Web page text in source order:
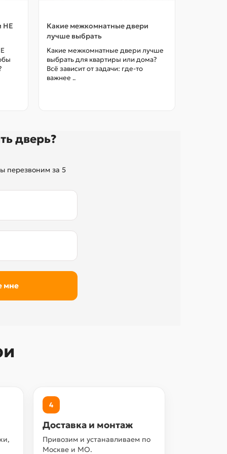
НЕ
Какие межкомнатные двери
лучше выбрать
Какие межкомнатные двери лучше
выбрать для квартиры или дома?
Всё зависит от задачи: где-то
важнее ..
дверь?
перезвоним за 5
4
Доставка и монтаж
Привозим и устанавливаем по
Москве и МО.